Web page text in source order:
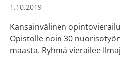
1.10.2019
Kansainvälinen
Opistolle noin 30
maasta. Ryhmä vierailee